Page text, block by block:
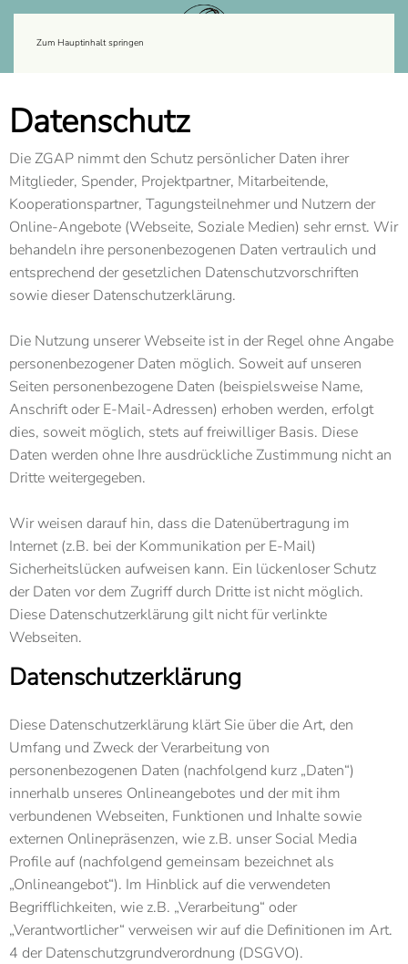
Zum Hauptinhalt springen
Datenschutz
Die ZGAP nimmt den Schutz persönlicher Daten ihrer
Mitglieder, Spender, Projektpartner, Mitarbeitende,
Kooperationspartner, Tagungsteilnehmer und Nutzern der
Online-Angebote (Webseite, Soziale Medien) sehr ernst. Wir
behandeln ihre personenbezogenen Daten vertraulich und
entsprechend der gesetzlichen Datenschutzvorschriften
sowie dieser Datenschutzerklärung.
Die Nutzung unserer Webseite ist in der Regel ohne Angabe
personenbezogener Daten möglich. Soweit auf unseren
Seiten personenbezogene Daten (beispielsweise Name,
Anschrift oder E-Mail-Adressen) erhoben werden, erfolgt
dies, soweit möglich, stets auf freiwilliger Basis. Diese
Daten werden ohne Ihre ausdrückliche Zustimmung nicht an
Dritte weitergegeben.
Wir weisen darauf hin, dass die Datenübertragung im
Internet (z.B. bei der Kommunikation per E-Mail)
Sicherheitslücken aufweisen kann. Ein lückenloser Schutz
der Daten vor dem Zugriff durch Dritte ist nicht möglich.
Diese Datenschutzerklärung gilt nicht für verlinkte
Webseiten.
Datenschutzerklärung
Diese Datenschutzerklärung klärt Sie über die Art, den
Umfang und Zweck der Verarbeitung von
personenbezogenen Daten (nachfolgend kurz „Daten“)
innerhalb unseres Onlineangebotes und der mit ihm
verbundenen Webseiten, Funktionen und Inhalte sowie
externen Onlinepräsenzen, wie z.B. unser Social Media
Profile auf (nachfolgend gemeinsam bezeichnet als
„Onlineangebot“). Im Hinblick auf die verwendeten
Begrifflichkeiten, wie z.B. „Verarbeitung“ oder
„Verantwortlicher“ verweisen wir auf die Definitionen im Art.
4 der Datenschutzgrundverordnung (DSGVO).